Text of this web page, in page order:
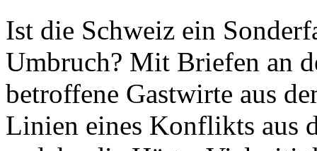
Ist die Schweiz ein
Umbruch? Mit Briefen an
betroffene Gastwirte aus
Linien eines Konflikts aus